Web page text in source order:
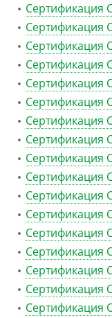
Сертификация
Сертификация
Сертификация
Сертификация
Сертификация
Сертификация
Сертификация
Сертификация
Сертификация
Сертификация
Сертификация
Сертификация
Сертификация
Сертификация
Сертификация
Сертификация
Сертификация